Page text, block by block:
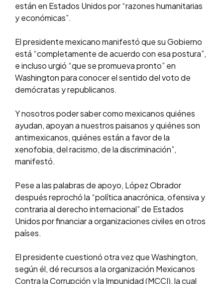
están en Estados Unidos por “razones humanitarias
y económicas”.
El presidente mexicano manifestó que su Gobierno
está “completamente de acuerdo con esa postura”,
e incluso urgió “que se promueva pronto” en
Washington para conocer el sentido del voto de
demócratas y republicanos.
Y nosotros poder saber como mexicanos quiénes
ayudan, apoyan a nuestros paisanos y quiénes son
antimexicanos, quiénes están a favor de la
xenofobia, del racismo, de la discriminación”,
manifestó.
Pese a las palabras de apoyo, López Obrador
después reprochó la “política anacrónica, ofensiva y
contraria al derecho internacional” de Estados
Unidos por financiar a organizaciones civiles en otros
países.
El presidente cuestionó otra vez que Washington,
según él, dé recursos a la organización Mexicanos
Contra la Corrupción y la Impunidad (MCCI), la cual